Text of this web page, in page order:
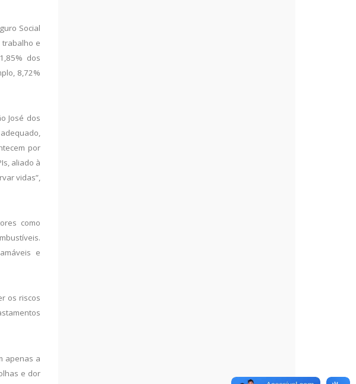
Social
trabalho e
dos
8,72%
José dos
por
aliado à
vidas”,
como
e
os riscos
apenas a
e dor